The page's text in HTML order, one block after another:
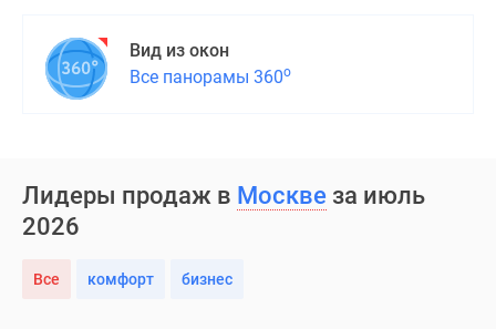
Вид из окон
Все панорамы 360о
Лидеры продаж в Москве за июль
2026
Все комфорт бизнес